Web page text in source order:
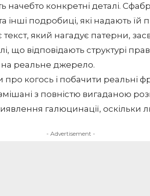
начебто конкретні деталі.
інші подробиці, які надають їй
який нагадує патерни,
що відповідають структурі
реальне джерело.
про когось і побачити реальні
з повністю вигаданою
галюцинації, оскільки
- Advertisement -